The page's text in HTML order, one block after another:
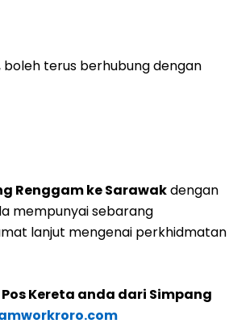
terus berhubung dengan
Renggam ke Sarawakdengan
mempunyai sebarang
lanjut mengenai perkhidmatan
Kereta anda dari Simpang